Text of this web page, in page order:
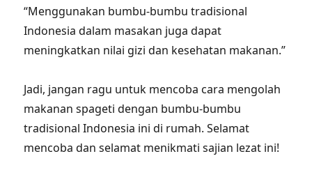
“Menggunakan bumbu-bumbu tradisional
Indonesia dalam masakan juga dapat
meningkatkan nilai gizi dan kesehatan makanan.”
Jadi, jangan ragu untuk mencoba cara mengolah
makanan spageti dengan bumbu-bumbu
tradisional Indonesia ini di rumah. Selamat
mencoba dan selamat menikmati sajian lezat ini!